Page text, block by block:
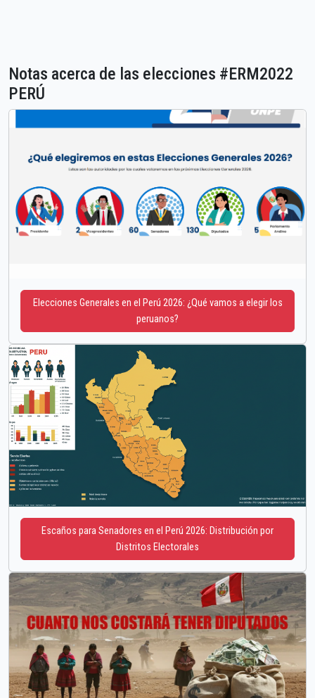
Notas acerca de las elecciones #ERM2022
PERÚ
Elecciones Generales en el Perú 2026: ¿Qué vamos a elegir los
peruanos?
Escaños para Senadores en el Perú 2026: Distribución por
Distritos Electorales